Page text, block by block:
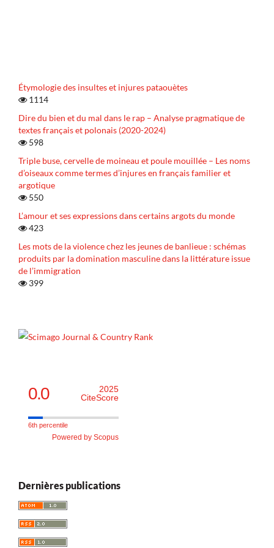
Étymologie des insultes et injures pataouètes
1114
Dire du bien et du mal dans le rap – Analyse pragmatique de
textes français et polonais (2020-2024)
598
Triple buse, cervelle de moineau et poule mouillée – Les noms
d’oiseaux comme termes d’injures en français familier et
argotique
550
L’amour et ses expressions dans certains argots du monde
423
Les mots de la violence chez les jeunes de banlieue : schémas
produits par la domination masculine dans la littérature issue
de l’immigration
399
0.0
2025
CiteScore
6th percentile
Powered by Scopus
Dernières publications